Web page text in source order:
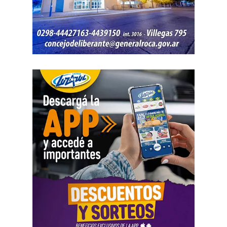
Estatuto del Periodista Profesional «es parte de la
reforma laboral que vinimos a denunciar y demuestra que
existe una política sistemática destinada a lesionar la
libertad sindical y el derecho a huelga. Al debilitar los
convenios y facilitar el despido de delegados, se busca
garantizó la pluralidad de voces en nuestro país».
Además, la abogada Amartino solicitó, en nombre de
todas las organizaciones que pidieron la audiencia, que
la CIDH «emita una comunicación dirigida al Estado
argentino en la que llame la atención sobre la
incompatibilidad de la reforma laboral con los estándares
interamericanos, y llame al cumplimiento de sus
obligaciones en materia de derechos humanos.
Solicitamos también que esa comunicación sea remitida
a todos los tribunales locales para ser tenida en cuenta
como instrumento de interpretación del derecho».
medios públicos, personal de manejo de incendios
forestales, agentes de tránsito, controladores aéreos, la
Comisión Nacional de Regulación de Transporte (CNRT),
migraciones y mantenimiento de plantas nucleares, como
municipios, entre otros. Además, sólo se garantizarán
vuelos sanitarios y de Estado por parte de la
Administración Nacional de Aviación Civil (ANAC), PAMI
y ANSES atenderán únicamente emergencias.
Uno de los principales motivos que reaviva la
conflictividad en el Sector Público es la pérdida del poder
adquisitivo a partir de las paritarias firmadas a la baja.
lo que va del 2026, los incrementos llegaron a 12,9%
en la Administración Pública Nacional hasta el mes de
junio, mientras que la inflación en ese mismo periodo